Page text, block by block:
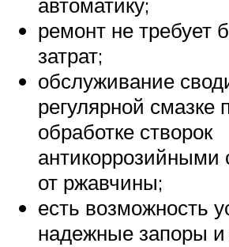
ремонт не требует
затрат;
обслуживание
регулярной смазке
обработке створок
антикоррозийными
от ржавчины;
есть возможность
надежные запоры и